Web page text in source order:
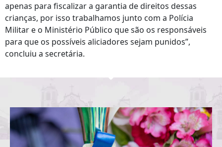
apenas para fiscalizar a garantia de direitos dessas
crianças, por isso trabalhamos junto com a Polícia
Militar e o Ministério Público que são os responsáveis
para que os possíveis aliciadores sejam punidos”,
concluiu a secretária.